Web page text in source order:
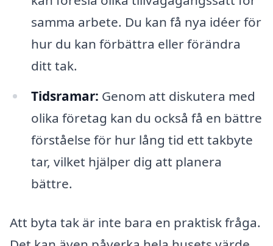
samma arbete. Du kan få nya idéer för
hur du kan förbättra eller förändra
ditt tak.
Tidsramar: Genom att diskutera med
olika företag kan du också få en bättre
förståelse för hur lång tid ett takbyte
tar, vilket hjälper dig att planera
bättre.
Att byta tak är inte bara en praktisk fråga.